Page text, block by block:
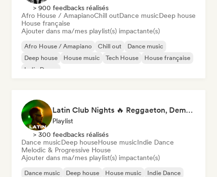
> 900 feedbacks réalisés
Afro House / AmapianoChill outDance musicDeep house
House française
Ajouter dans ma/mes playlist(s) impactante(s)
Afro House / Amapiano Chill out
Dance music
Deep house
House music Tech House
House française
Indie Dance
Latin Club Nights 🔥 Reggaeton, Dembow & Latin House
Playlist
> 300 feedbacks réalisés
Dance musicDeep houseHouse musicIndie Dance
Melodic & Progressive House
Ajouter dans ma/mes playlist(s) impactante(s)
Dance music Deep house House music
Indie Dance